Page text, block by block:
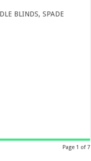
BLINDS, SPADE
Page 1 of 7